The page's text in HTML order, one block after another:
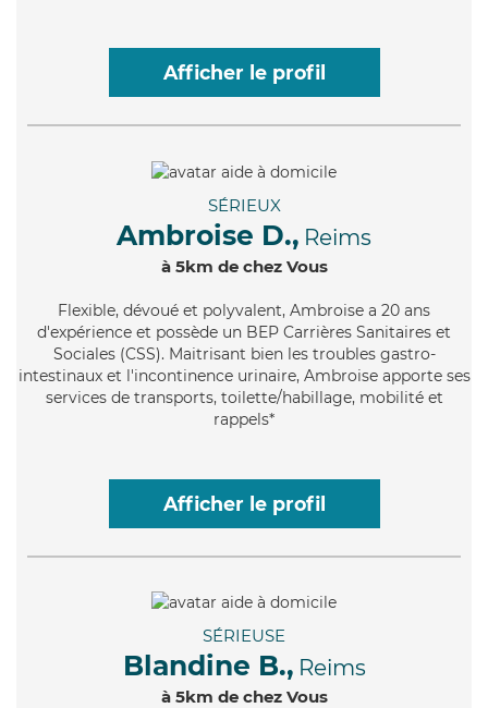
Afficher le profil
SÉRIEUX
Ambroise D., Reims
à 5km de chez Vous
Flexible, dévoué et polyvalent, Ambroise a 20 ans
d'expérience et possède un BEP Carrières Sanitaires et
Sociales (CSS). Maitrisant bien les troubles gastro-
intestinaux et l'incontinence urinaire, Ambroise apporte ses
services de transports, toilette/habillage, mobilité et
rappels*
Afficher le profil
SÉRIEUSE
Blandine B., Reims
à 5km de chez Vous